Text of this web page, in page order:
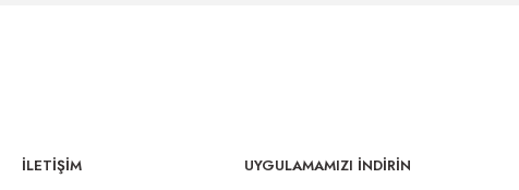
İLETİŞİM UYGULAMAMIZI İNDİRİN